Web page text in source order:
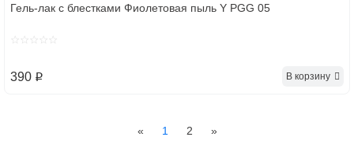
Гель-лак с блестками Фиолетовая пыль Y PGG 05
390 p В корзину
«Previous
1 2 »Next